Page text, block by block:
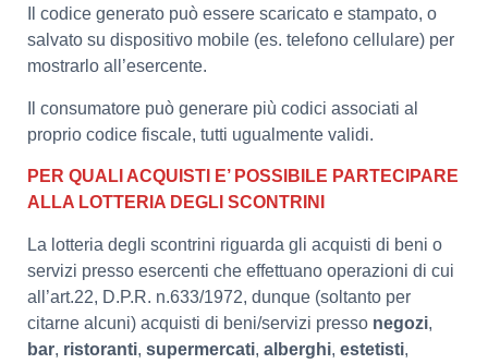
Il codice generato può essere scaricato e stampato, o
salvato su dispositivo mobile (es. telefono cellulare) per
mostrarlo all’esercente.
Il consumatore può generare più codici associati al
proprio codice fiscale, tutti ugualmente validi.
PER QUALI ACQUISTI E’ POSSIBILE PARTECIPARE
ALLA LOTTERIA DEGLI SCONTRINI
La lotteria degli scontrini riguarda gli acquisti di beni o
servizi presso esercenti che effettuano operazioni di cui
all’art.22, D.P.R. n.633/1972, dunque (soltanto per
citarne alcuni) acquisti di beni/servizi presso negozi,
bar, ristoranti, supermercati, alberghi, estetisti,